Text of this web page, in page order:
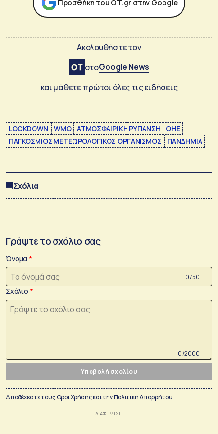
Προσθήκη του ΟΤ.gr στην Google
Ακολουθήστε τον
στοGoogle News
και μάθετε πρώτοι όλες τις ειδήσεις
LOCKDOWN WΜO ΑΤΜΟΣΦΑΙΡΙΚΗ ΡΥΠΑΝΣΗ
ΟΗΕ
ΠΑΓΚΟΣΜΙΟΣ ΜΕΤΕΩΡΟΛΟΓΙΚΟΣ ΟΡΓΑΝΙΣΜΟΣ
ΠΑΝΔΗΜΙΑ
Σχόλια
Γράψτε το σχόλιο σας
Όνομα
0 /50
Σχόλιο
0 /2000
Υποβολή σχολίου
Αποδέχεστε τουςΌροι Χρήσηςκαι τηνΠολιτικη Απορρήτου